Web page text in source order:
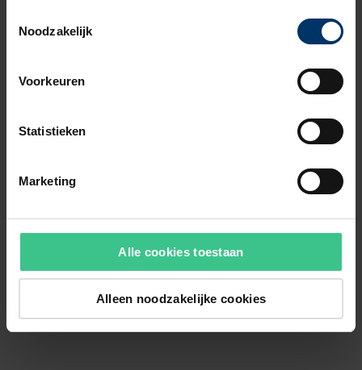
Noodzakelijk
Voorkeuren
Statistieken
Marketing
Alle cookies toestaan
Alleen noodzakelijke cookies